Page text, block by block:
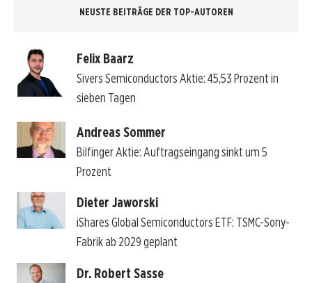
NEUSTE BEITRÄGE DER TOP-AUTOREN
Felix Baarz
Sivers Semiconductors Aktie: 45,53 Prozent in
sieben Tagen
Andreas Sommer
Bilfinger Aktie: Auftragseingang sinkt um 5
Prozent
Dieter Jaworski
iShares Global Semiconductors ETF: TSMC-Sony-
Fabrik ab 2029 geplant
Dr. Robert Sasse